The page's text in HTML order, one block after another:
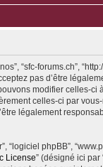
“sfc-forums.ch”,
pas d’être
modifier celles-
celles-ci par
légalement
“logiciel phpBB”,
License” (désigné ici par